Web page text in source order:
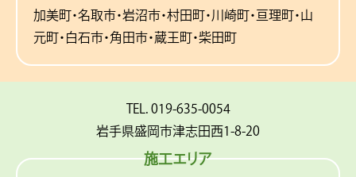
加美町・名取市・岩沼市・村田町・川崎町・亘理町・山
元町・白石市・角田市・蔵王町・柴田町
TEL. 019-635-0054
岩手県盛岡市津志田西1-8-20
施工エリア